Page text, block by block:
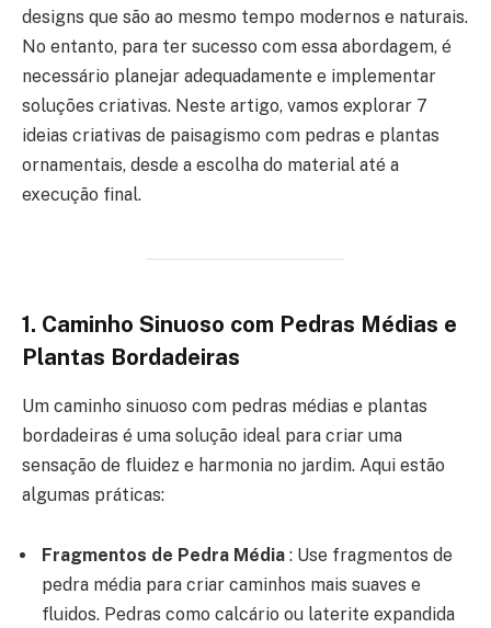
designs que são ao mesmo tempo modernos e naturais.
No entanto, para ter sucesso com essa abordagem, é
necessário planejar adequadamente e implementar
soluções criativas. Neste artigo, vamos explorar 7
ideias criativas de paisagismo com pedras e plantas
ornamentais, desde a escolha do material até a
execução final.
1. Caminho Sinuoso com Pedras Médias e
Plantas Bordadeiras
Um caminho sinuoso com pedras médias e plantas
bordadeiras é uma solução ideal para criar uma
sensação de fluidez e harmonia no jardim. Aqui estão
algumas práticas:
Fragmentos de Pedra Média : Use fragmentos de
pedra média para criar caminhos mais suaves e
fluidos. Pedras como calcário ou laterite expandida